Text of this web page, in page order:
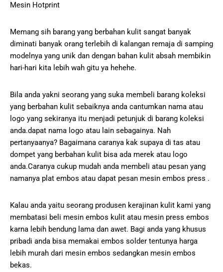
Mesin Hotprint
Memang sih barang yang berbahan kulit sangat banyak
diminati banyak orang terlebih di kalangan remaja di samping
modelnya yang unik dan dengan bahan kulit absah membikin
hari-hari kita lebih wah gitu ya hehehe.
Bila anda yakni seorang yang suka membeli barang koleksi
yang berbahan kulit sebaiknya anda cantumkan nama atau
logo yang sekiranya itu menjadi petunjuk di barang koleksi
anda.dapat nama logo atau lain sebagainya. Nah
pertanyaanya? Bagaimana caranya kak supaya di tas atau
dompet yang berbahan kulit bisa ada merek atau logo
anda.Caranya cukup mudah anda membeli atau pesan yang
namanya plat embos atau dapat pesan mesin embos press .
Kalau anda yaitu seorang produsen kerajinan kulit kami yang
membatasi beli mesin embos kulit atau mesin press embos
karna lebih bendung lama dan awet. Bagi anda yang khusus
pribadi anda bisa memakai embos solder tentunya harga
lebih murah dari mesin embos sedangkan mesin embos
bekas.